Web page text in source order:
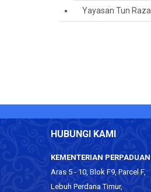
Yayasan Tun
HUBUNGI KAMI
KEMENTERIAN
Aras 5 - 10, Blok F9, Parcel F,
Lebuh Perdana Timur,